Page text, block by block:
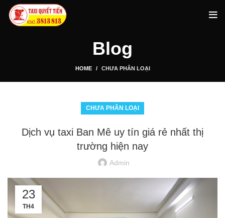
Blog
HOME CHƯA PHÂN LOẠI
CHƯA PHÂN LOẠI
Dịch vụ taxi Ban Mê uy tín giá rẻ nhất thị
trường hiện nay
Admin
23
TH4